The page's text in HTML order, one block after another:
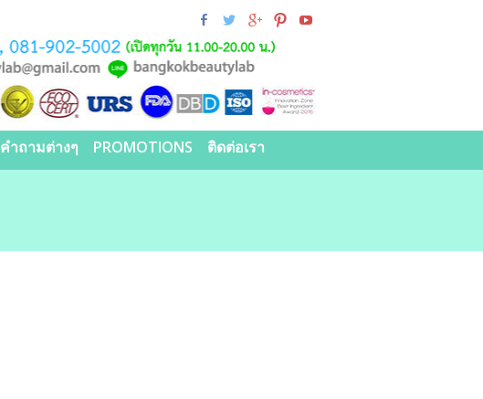
คำถามต่างๆ PROMOTIONS ติดต่อเรา